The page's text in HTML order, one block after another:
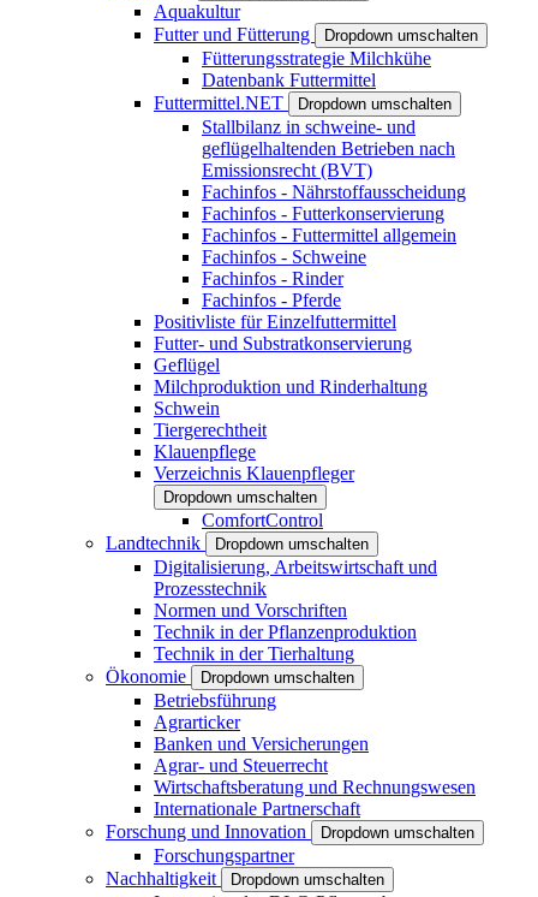
Aquakultur
Futter und Fütterung
Dropdown umschalten
Fütterungsstrategie Milchkühe
Datenbank Futtermittel
Futtermittel.NET
Dropdown umschalten
Stallbilanz in schweine- und
geflügelhaltenden Betrieben nach
Emissionsrecht (BVT)
Fachinfos - Nährstoffausscheidung
Fachinfos - Futterkonservierung
Fachinfos - Futtermittel allgemein
Fachinfos - Schweine
Fachinfos - Rinder
Fachinfos - Pferde
Positivliste für Einzelfuttermittel
Futter- und Substratkonservierung
Geflügel
Milchproduktion und Rinderhaltung
Schwein
Tiergerechtheit
Klauenpflege
Verzeichnis Klauenpfleger
Dropdown umschalten
ComfortControl
Landtechnik
Dropdown umschalten
Digitalisierung, Arbeitswirtschaft und
Prozesstechnik
Normen und Vorschriften
Technik in der Pflanzenproduktion
Technik in der Tierhaltung
Ökonomie
Dropdown umschalten
Betriebsführung
Agrarticker
Banken und Versicherungen
Agrar- und Steuerrecht
Wirtschaftsberatung und Rechnungswesen
Internationale Partnerschaft
Forschung und Innovation
Dropdown umschalten
Forschungspartner
Nachhaltigkeit
Dropdown umschalten